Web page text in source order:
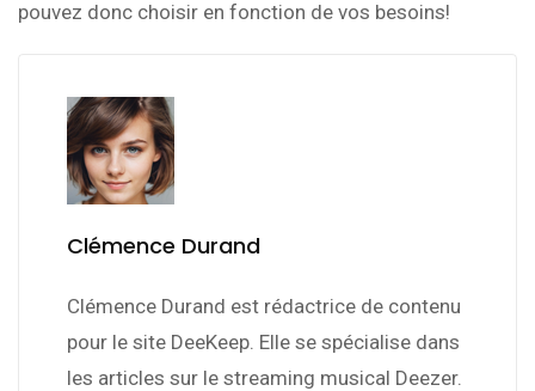
pouvez donc choisir en fonction de vos besoins!
Clémence Durand
Clémence Durand est rédactrice de contenu
pour le site DeeKeep. Elle se spécialise dans
les articles sur le streaming musical Deezer.